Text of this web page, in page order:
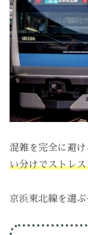
混雑を完全に避け
い分けでストレ
京浜東北線を選ぶ